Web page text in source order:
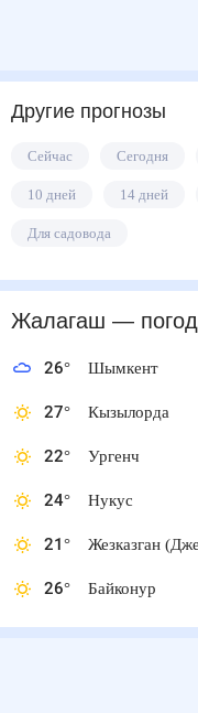
Другие прогнозы
Сейчас Сегодня
10 дней 14 дней
Для садовода
Жалагаш —
26° Шымкент
27° Кызылорда
22° Ургенч
24° Нукус
21° Жезказган
26° Байконур